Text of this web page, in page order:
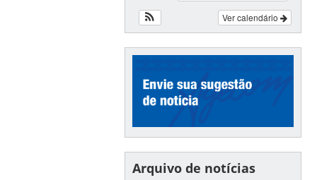
Ver calendário
Arquivo de notícias